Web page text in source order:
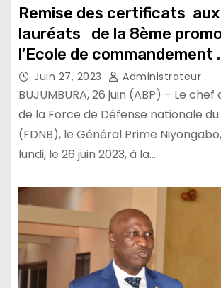
Remise des certificats
lauréats de la 8ème
l’Ecole de commandement
Compagnie
Juin 27, 2023 Administrateur
BUJUMBURA, 26 juin (ABP) – Le
de la Force de Défense nationale du
(FDNB), le Général Prime
lundi, le 26 juin 2023, à la…